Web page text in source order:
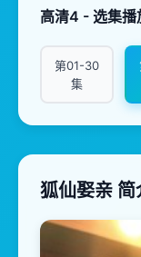
高清4 - 选集播
第01-30
集
狐仙娶亲 简